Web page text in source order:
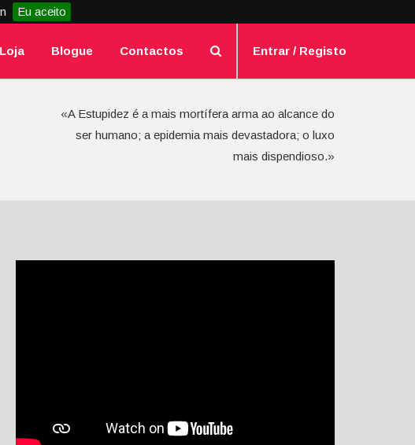
Eu aceito
Loja Blogue Contactos Entrar / Registo
«A Estupidez é a mais mortífera arma ao alcance do
ser humano; a epidemia mais devastadora; o luxo
mais dispendioso.»